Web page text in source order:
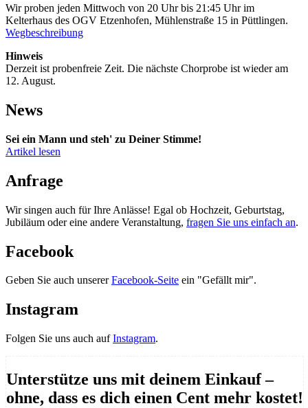
Wir proben jeden Mittwoch von 20 Uhr bis 21:45 Uhr im
Kelterhaus des OGV Etzenhofen, Mühlenstraße 15 in Püttlingen.
Wegbeschreibung
Hinweis
Derzeit ist probenfreie Zeit. Die nächste Chorprobe ist wieder am
12. August.
News
Sei ein Mann und steh' zu Deiner Stimme!
Artikel lesen
Anfrage
Wir singen auch für Ihre Anlässe! Egal ob Hochzeit, Geburtstag,
Jubiläum oder eine andere Veranstaltung, fragen Sie uns einfach an.
Facebook
Geben Sie auch unsererFacebook-Seite ein "Gefällt mir".
Instagram
Folgen Sie uns auch aufInstagram.
Unterstütze uns mit deinem Einkauf –
ohne, dass es dich einen Cent mehr kostet!